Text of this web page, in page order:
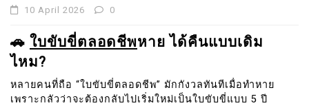
10 April 2026 0
🚗 ใบขับขี่ตลอดชีพหาย ได้คืนแบบเดิม
ไหม?
หลายคนที่ถือ “ใบขับขี่ตลอดชีพ” มักกังวลทันทีเมื่อทำหาย
เพราะกลัวว่าจะต้องกลับไปเริ่มใหม่เป็นใบขับขี่แบบ 5 ปี